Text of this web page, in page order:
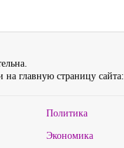
на главную страницу сайта:
Политика
Экономика